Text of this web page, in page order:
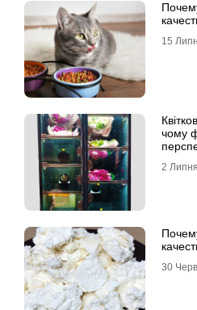
15
чому
2
30